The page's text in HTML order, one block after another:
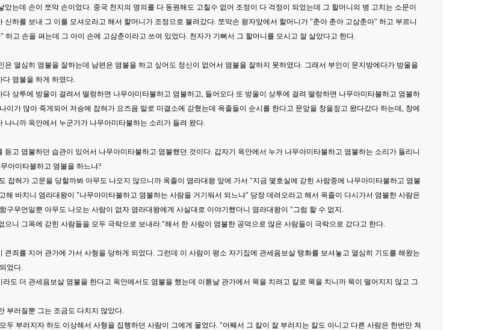
았는데 손이 쪼막 손이었다. 중국 천지의 명의를 다 동원해도 고칠수 없어 조정이 다 걱정이 되었는데 그 할머니의 병 고치는 소문이
신하를 보내 그 이를 모셔오라고 해서 할머니가 조정으로 불려갔다. 쪼막손 왕자앞에서 할머니가 "춘아 춘아 고삼춘아" 하고 부르니
하고 손을 펴는데 그 아이 손에 고삼춘이라고 쓰여 있었다. 천자가 기뻐서 그 할머니를 모시고 잘 살았다고 한다.
은 열심히 염불을 잘하는데 남편은 염불을 하고 싶어도 정신이 없어서 염불을 잘하지 못하였다. 그래서 부인이 문지방에다가 방울을
염불을 하게 하였다.
다 상투에 방울이 걸려서 떨렁하면 나무아미타불하고 염불하고, 들어오다 또 방울이 상투에 걸려 떨렁하면 나무아미타불하고 염불하
이가 많아 죽게되어 저승에 잡혀가 요즈음 말로 미결소에 갇혔는데 옥졸들이 순시를 한다고 문앞을 창을짚고 왔다갔다 하는데, 창에
나니까 옥안에서 누군가가 나무아미타불하는 소리가 들려 왔다.
듣고 염불하던 습관이 있어서 나무아미타불하고 염불했던 것이다. 갑자기 옥안에서 누가 나무아미타불하고 염불하는 소리가 들리니
아미타블하고 염불을 하느냐?
잡혀가 고문을 당할까봐 아무도 나오지 않으니까 옥졸이 염라대왕 앞에 가서 "지금 몇호실에 갇힌 사람중에 나무아미타불하고 염불
해 바치니 염라대왕이 "나무아미타불하고 염불하는 사람을 거기둬서 되느냐" 당장 데려오라고 해서 옥졸이 다시가서 염불한 사람은
구무언일뿐 아무도 나오는 사람이 없자 염라대왕에게 사실대로 이야기했더니 염라대왕이 "그럼 할 수 없지.
으니 그옥에 갇힌 사람들을 모두 극락으로 보내라."해서 한 사람이 염불한 공덕으로 많은 사람들이 극락으로 갔다고 한다.
큰죄를 지어 관가에 가서 사형을 당하게 되었다. 그런데 이 사람이 평소 자기집에 관세음보살 탱화를 보셔놓고 열심히 기도를 해왔는
었다.
도 더 관세음보살 염불을 한다고 옥안에서도 염불을 했는데 이튿날 관가에서 목을 치려고 칼로 목을 치니까 목이 떨어지지 않고 그
부러질뿐 그는 조금도 다치지 않았다.
두 부러지자 하도 이상해서 사형을 집행하던 사람이 그에게 물었다. "어째서 그 칼이 잘 부러지는 칼도 아니고 다른 사람은 한번만 쳐